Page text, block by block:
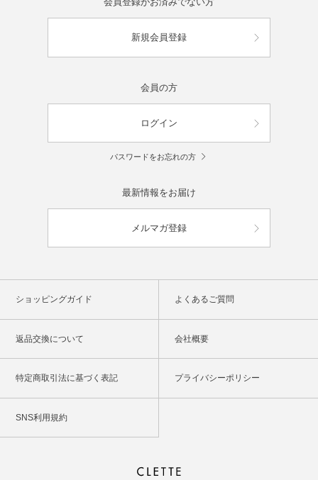
新規会員登録
会員の方
ログイン
パスワードをお忘れの方
最新情報をお届け
メルマガ登録
ショッピングガイド よくあるご質問
返品交換について 会社概要
特定商取引法に基づく表記 プライバシーポリシー
SNS利用規約